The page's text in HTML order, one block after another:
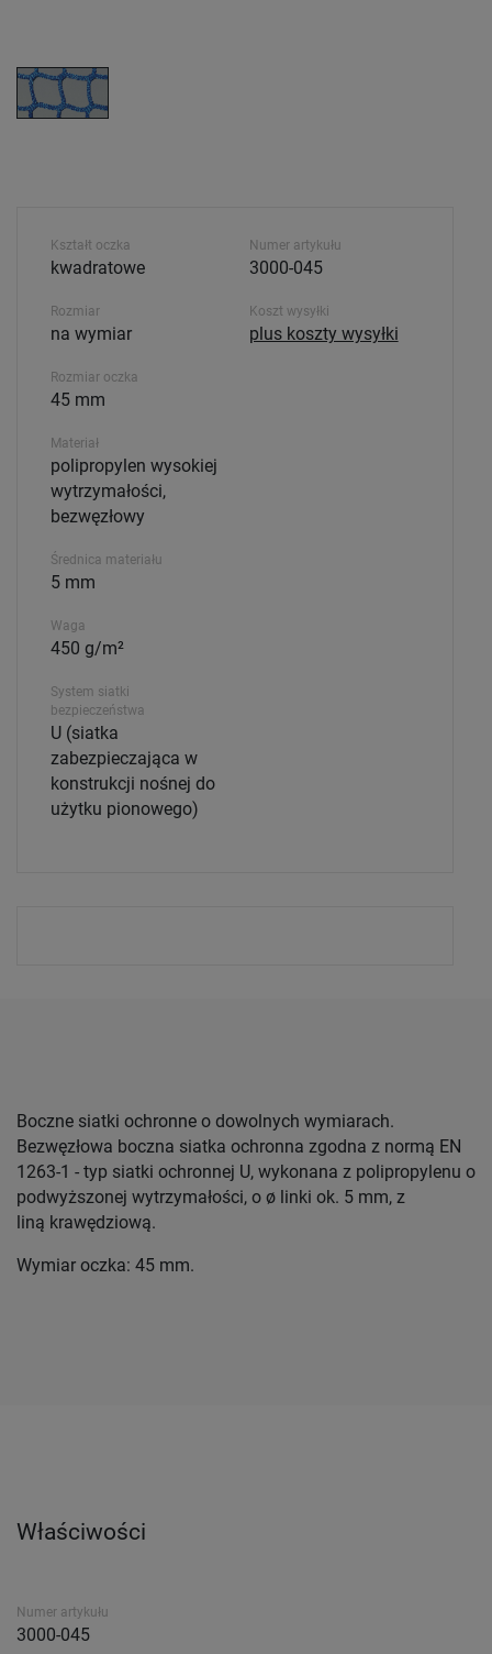
Kształt oczka
kwadratowe
Rozmiar
na wymiar
Rozmiar oczka
45 mm
Materiał
polipropylen wysokiej
wytrzymałości,
bezwęzłowy
Średnica materiału
5 mm
Waga
450 g/m²
System siatki
bezpieczeństwa
U (siatka
zabezpieczająca w
konstrukcji nośnej do
użytku pionowego)
Numer artykułu
3000-045
Koszt wysyłki
plus koszty wysyłki
Boczne siatki ochronne o dowolnych wymiarach.
Bezwęzłowa boczna siatka ochronna zgodna z normą EN
1263-1 - typ siatki ochronnej U, wykonana z polipropylenu o
podwyższonej wytrzymałości, o ø linki ok. 5 mm, z
liną krawędziową.
Wymiar oczka: 45 mm.
Właściwości
Numer artykułu
3000-045